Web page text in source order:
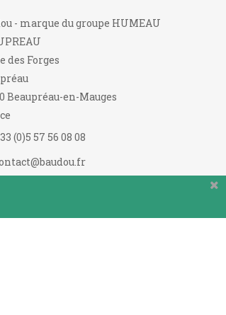
- marque du groupe HUMEAU
des Forges
Beaupréau-en-Mauges
(0)5 57 56 08 08